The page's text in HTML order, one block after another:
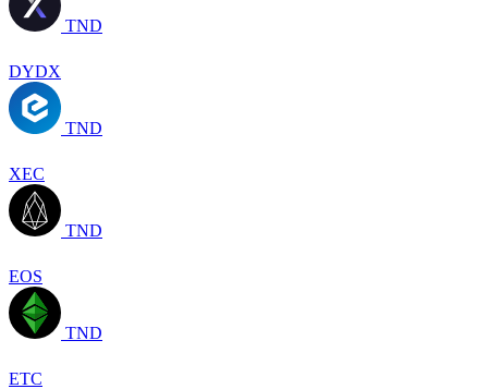
TND
DYDX
TND
XEC
TND
EOS
TND
ETC